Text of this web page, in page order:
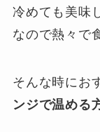
冷めても美味
なので熱々で
そんな時にお
ンジで温める